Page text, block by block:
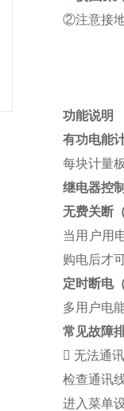
②注意接
功能说明
有功电能
每块计量
继电器控
无费关断
当用户用
购电后才
定时断电
多用户电
常见故障
 无法通
检查通讯
进入菜单